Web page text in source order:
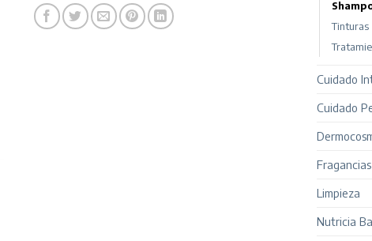
Tinturas
Cuidado
Cuidado
Fragancias
Limpieza
Nutricia